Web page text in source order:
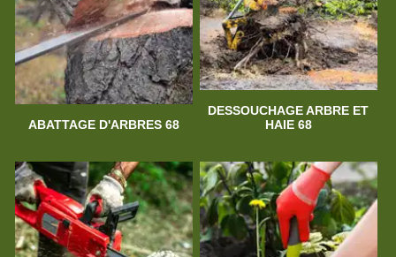
ABATTAGE D'ARBRES 68
DESSOUCHAGE ARBRE ET
HAIE 68